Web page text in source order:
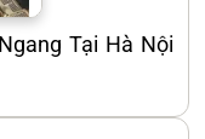
Tại Hà Nội